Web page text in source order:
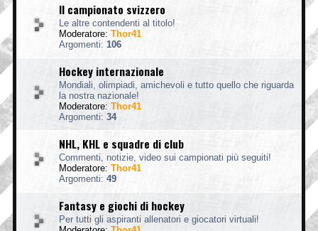
Il campionato svizzero
Le altre contendenti al titolo!
Moderatore: Thor41
Argomenti: 106
Hockey internazionale
Mondiali, olimpiadi, amichevoli e tutto quello che riguarda
la nostra nazionale!
Moderatore: Thor41
Argomenti: 34
NHL, KHL e squadre di club
Commenti, notizie, video sui campionati più seguiti!
Moderatore: Thor41
Argomenti: 49
Fantasy e giochi di hockey
Per tutti gli aspiranti allenatori e giocatori virtuali!